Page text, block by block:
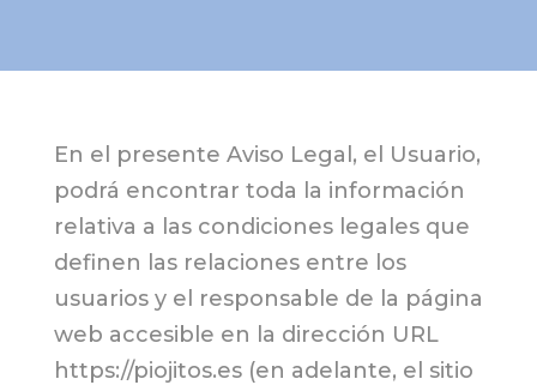
En el presente Aviso Legal, el Usuario,
podrá encontrar toda la información
relativa a las condiciones legales que
definen las relaciones entre los
usuarios y el responsable de la página
web accesible en la dirección URL
https://piojitos.es (en adelante, el sitio